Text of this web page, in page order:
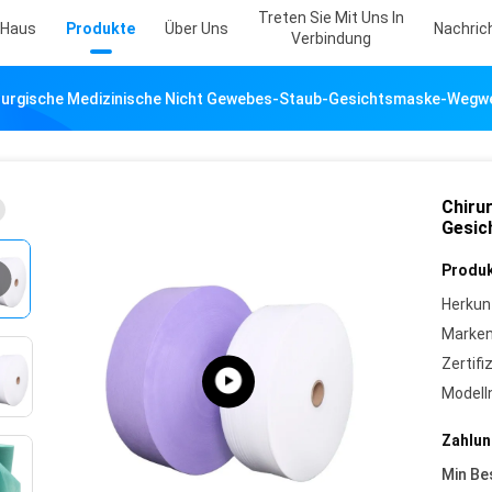
Haus Produkte Über Uns
Treten Sie Mit Uns In
Verbindung
Medizinische Nicht Gewebes-Staub-Gesichtsmaske-
Min